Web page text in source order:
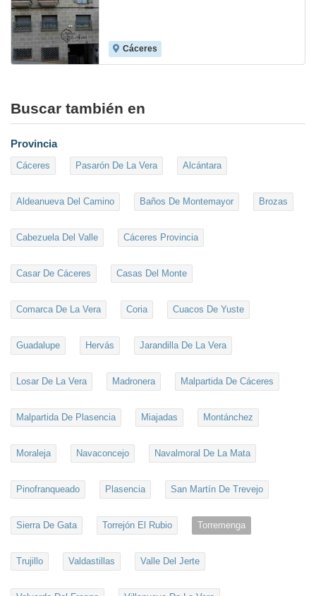
Cáceres
Buscar también en
Provincia
Cáceres Pasarón De La Vera Alcántara
Aldeanueva Del Camino Baños De Montemayor Brozas
Cabezuela Del Valle Cáceres Provincia
Casar De Cáceres Casas Del Monte
Comarca De La Vera Coria Cuacos De Yuste
Guadalupe Hervás Jarandilla De La Vera
Losar De La Vera Madronera Malpartida De Cáceres
Malpartida De Plasencia Miajadas Montánchez
Moraleja Navaconcejo Navalmoral De La Mata
Pinofranqueado Plasencia San Martín De Trevejo
Sierra De Gata Torrejón El Rubio Torremenga
Trujillo Valdastillas Valle Del Jerte